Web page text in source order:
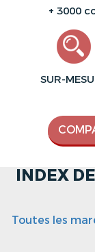
+ 3000
SUR-
INDEX
Toutes les